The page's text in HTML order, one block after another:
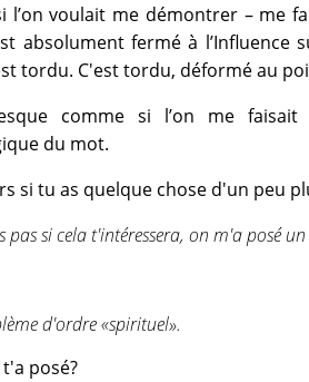
l’on voulait me démontrer – me
absolument fermé à
tordu. C'est tordu, déformé au
comme si l’on me
du mot.
si tu as quelque chose d'un peu
pas si cela t'intéressera, on m'a posé
d'ordre «spirituel».
t'a posé?